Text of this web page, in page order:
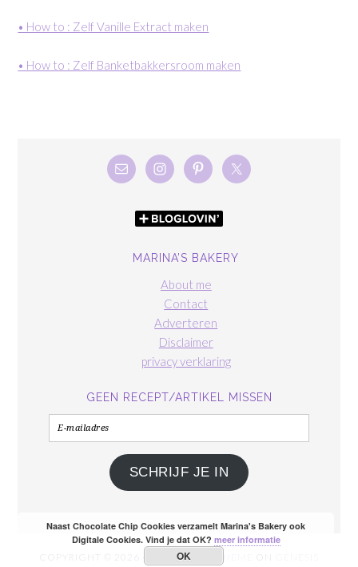
• How to : Zelf Vanille Extract maken
• How to : Zelf Banketbakkersroom maken
MARINA’S BAKERY
About me
Contact
Adverteren
Disclaimer
privacy verklaring
GEEN RECEPT/ARTIKEL MISSEN
E-
mailadres
SCHRIJF JE IN
COPYRIGHT © 2026 · FOODIE PRO THEME
Naast Chocolate Chip Cookies verzamelt Marina's Bakery ook
Digitale Cookies. Vind je dat OK? meer informatie
OK